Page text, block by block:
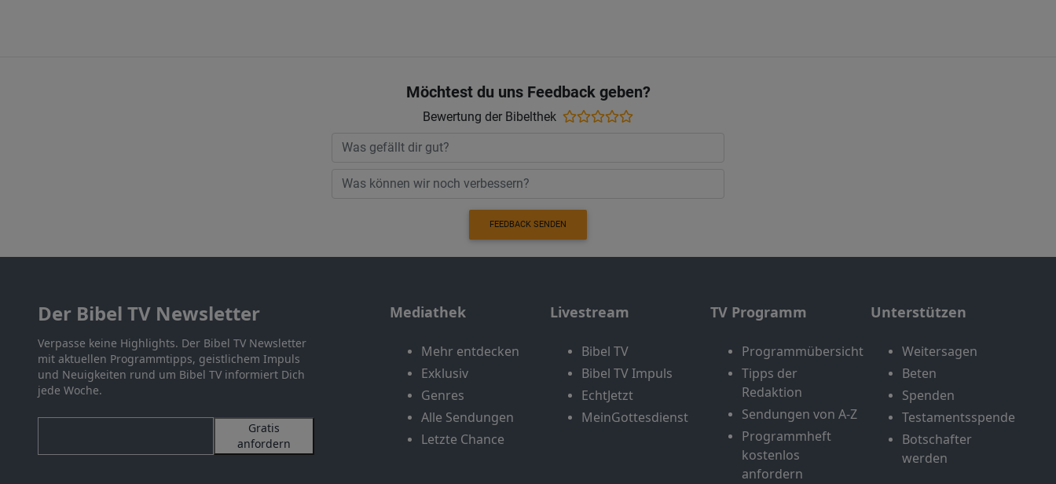
Möchtest du uns Feedback geben?
Bewertung der Bibelthek
FEEDBACK SENDEN
Der Bibel TV Newsletter
Verpasse keine Highlights. Der Bibel TV Newsletter
mit aktuellen Programmtipps, geistlichem Impuls
und Neuigkeiten rund um Bibel TV informiert Dich
jede Woche.
Gratis
anfordern
Mediathek
Mehr entdecken
Exklusiv
Genres
Alle Sendungen
Letzte Chance
Livestream
Bibel TV
Bibel TV Impuls
EchtJetzt
MeinGottesdienst
TV Programm
Programmübersicht
Tipps der
Redaktion
Sendungen von A-Z
Programmheft
kostenlos
anfordern
Unterstützen
Weitersagen
Beten
Spenden
Testamentsspende
Botschafter
werden